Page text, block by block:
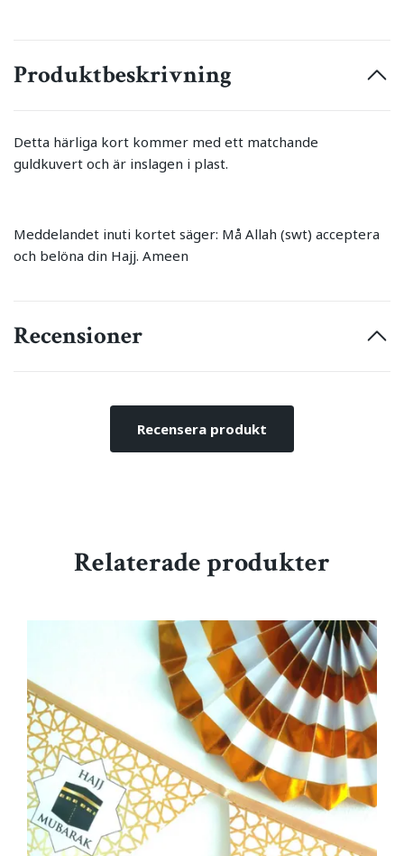
Produktbeskrivning
Detta härliga kort kommer med ett matchande
guldkuvert och är inslagen i plast.
Meddelandet inuti kortet säger: Må Allah (swt) acceptera
och belöna din Hajj. Ameen
Recensioner
Recensera produkt
Relaterade produkter